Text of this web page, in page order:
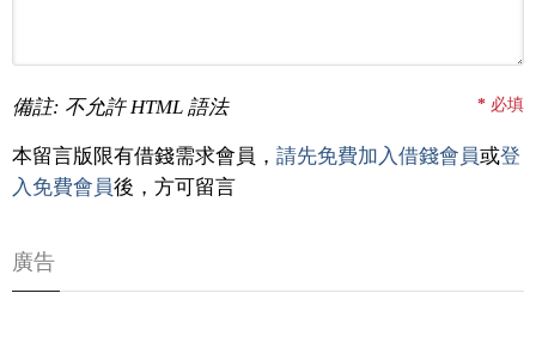
備註: 不允許 HTML 語法 * 必填
本留言版限有借錢需求會員， 請先免費加入借錢會員或登
入免費會員後，方可留言
廣告